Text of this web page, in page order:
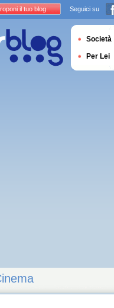
il tuo blog Seguici su
Società
Per Lei